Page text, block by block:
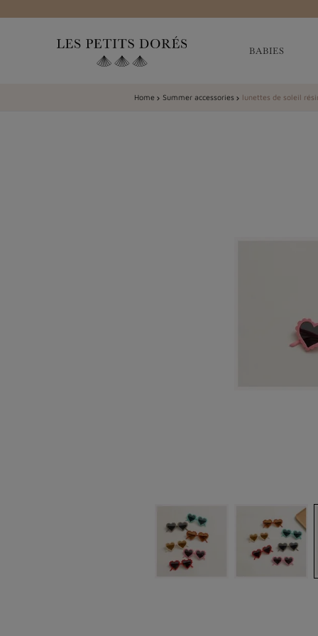
BABIES
Home Summer accessories lunettes de soleil